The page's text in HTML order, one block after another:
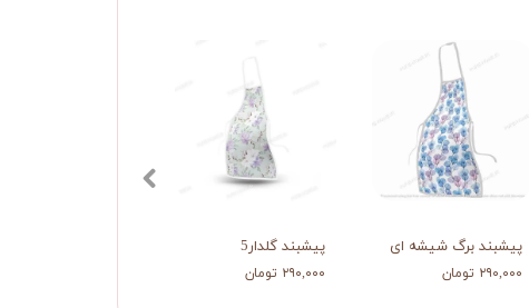
پیشبند گلدار5
۲۹۰,۰۰۰ تومان
پیشبند برگ شیشه ای
۲۹۰,۰۰۰ تومان